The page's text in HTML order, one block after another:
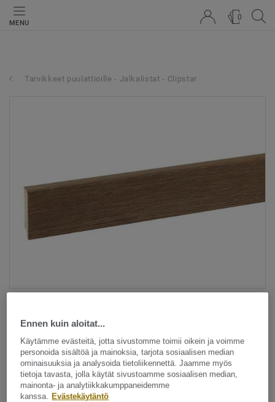
MENU
0
Tarvikkeet puulattioille - Jalkalistat - Clipstar
Katso kaikki kuosit - NCS ja LRV (27)
Ennen kuin aloitat...
Käytämme evästeitä, jotta sivustomme toimii oikein ja voimme
personoida sisältöä ja mainoksia, tarjota sosiaalisen median
ominaisuuksia ja analysoida tietoliikennettä. Jaamme myös
tietoja tavasta, jolla käytät sivustoamme sosiaalisen median,
mainonta- ja analytiikkakumppaneidemme
kanssa. Evästekäytäntö